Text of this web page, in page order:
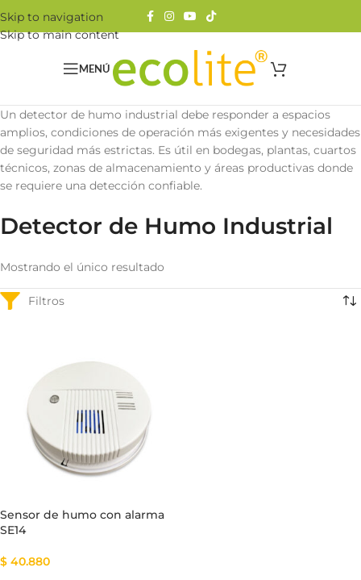
Skip to navigation
Skip to main content
MENÚ
Un detector de humo industrial debe responder a espacios
amplios, condiciones de operación más exigentes y necesidades
de seguridad más estrictas. Es útil en bodegas, plantas, cuartos
técnicos, zonas de almacenamiento y áreas productivas donde
se requiere una detección confiable.
Detector de Humo Industrial
Mostrando el único resultado
Sensor de humo con alarma
SE14
$ 40.880